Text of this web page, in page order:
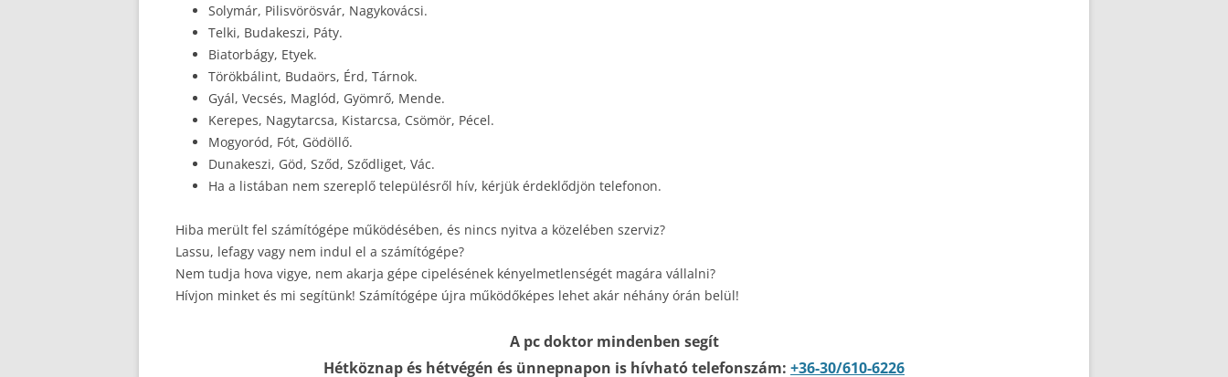
Solymár, Pilisvörösvár, Nagykovácsi.
Telki, Budakeszi, Páty.
Biatorbágy, Etyek.
Törökbálint, Budaörs, Érd, Tárnok.
Gyál, Vecsés, Maglód, Gyömrő, Mende.
Kerepes, Nagytarcsa, Kistarcsa, Csömör, Pécel.
Mogyoród, Fót, Gödöllő.
Dunakeszi, Göd, Sződ, Sződliget, Vác.
Ha a listában nem szereplő településről hív, kérjük érdeklődjön telefonon.
Hiba merült fel számítógépe működésében, és nincs nyitva a közelében szerviz?
Lassu, lefagy vagy nem indul el a számítógépe?
Nem tudja hova vigye, nem akarja gépe cipelésének kényelmetlenségét magára vállalni?
Hívjon minket és mi segítünk! Számítógépe újra működőképes lehet akár néhány órán belül!
A pc doktor mindenben segít
Hétköznap és hétvégén és ünnepnapon is hívható telefonszám: +36-30/610-6226